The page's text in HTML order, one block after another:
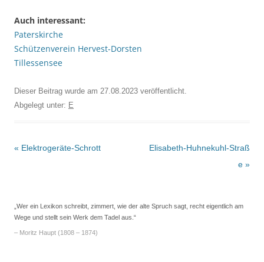
Auch interessant:
Paterskirche
Schützenverein Hervest-Dorsten
Tillessensee
Dieser Beitrag wurde am 27.08.2023 veröffentlicht.
Abgelegt unter: E
Beitrags-
« Elektrogeräte-Schrott
Elisabeth-Huhnekuhl-Straß
e »
„Wer ein Lexikon schreibt, zimmert, wie der alte Spruch sagt, recht eigentlich am
Wege und stellt sein Werk dem Tadel aus.“
– Moritz Haupt (1808 – 1874)